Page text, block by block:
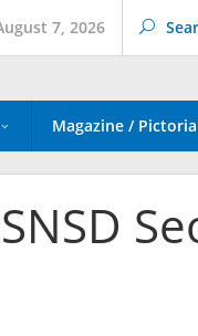
7, 2026
Magazine /